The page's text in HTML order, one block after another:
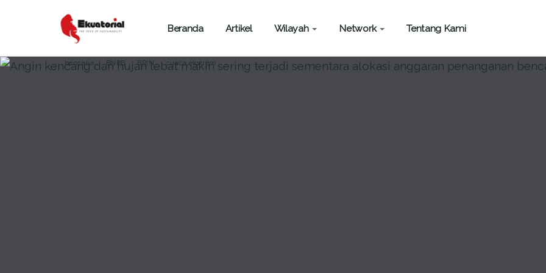
Beranda Artikel Wilayah Network Tentang Kami
ARTIKEL
bencana BNPB BRIN cuaca ekstrem